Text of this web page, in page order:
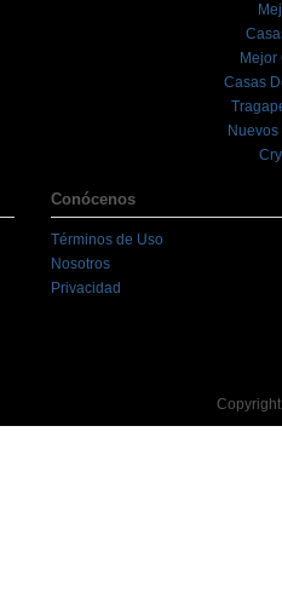
Mejor
Casas
Conócenos
Términos de Uso
Nosotros
Privacidad